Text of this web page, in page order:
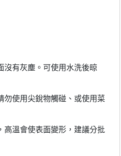
沒有灰塵。可使用水洗後晾
勿使用尖銳物觸碰、或使用菜
高溫會使表面變形，建議分批